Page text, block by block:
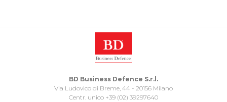
BD Business Defence S.r.l.
Via Ludovico di Breme, 44 - 20156 Milano
Centr. unico +39 (02) 39297640